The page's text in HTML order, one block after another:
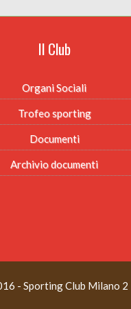
Il Club
Organi Sociali
Trofeo sporting
Documenti
Archivio documenti
- Sporting Club Milano 2